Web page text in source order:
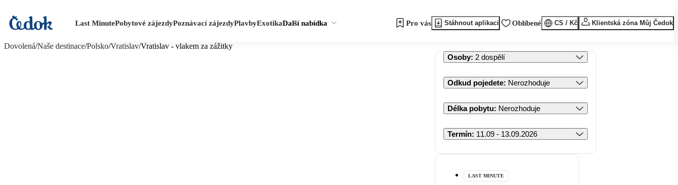
Last MinutePobytové zájezdyPoznávací zájezdyPlavbyExotikaDalší nabídka Pro vás Stáhnout aplikaci Oblíbené CS / Kč Klientská zóna Můj Čedok
Dovolená/Naše destinace/Polsko/Vratislav/Vratislav - vlakem za zážitky
Osoby: 2 dospělí
Odkud pojedete: Nerozhoduje
Délka pobytu: Nerozhoduje
Termín: 11.09 - 13.09.2026
LAST MINUTE